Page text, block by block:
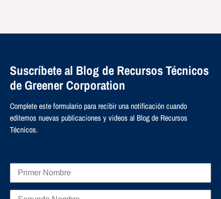
Suscríbete al Blog de Recursos Técnicos
de Greener Corporation​
Complete este formulario para recibir una notificación cuando
editemos nuevas publicaciones y videos al Blog de Recursos
Técnicos.